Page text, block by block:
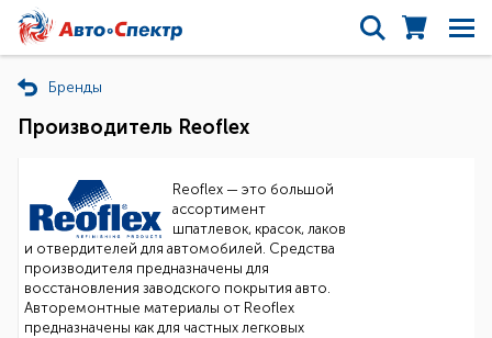
Бренды
Производитель Reoflex
Reoflex — это большой
ассортимент
шпатлевок, красок, лаков
и отвердителей для автомобилей. Средства
производителя предназначены для
восстановления заводского покрытия авто.
Авторемонтные материалы от Reoflex
предназначены как для частных легковых